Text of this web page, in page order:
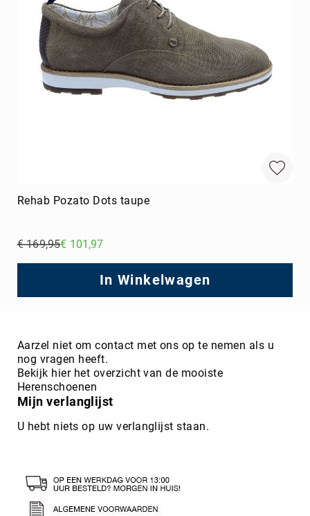
Rehab Pozato Dots taupe
€ 169,95€ 101,97
In Winkelwagen
Aarzel niet om contact met ons op te nemen als u
nog vragen heeft.
Bekijk hier het overzicht van de mooiste
Herenschoenen
Mijn verlanglijst
U hebt niets op uw verlanglijst staan.